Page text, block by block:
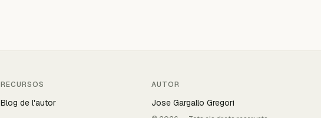
RECURSOS
Blog de l'autor
AUTOR
Jose Gargallo Gregori